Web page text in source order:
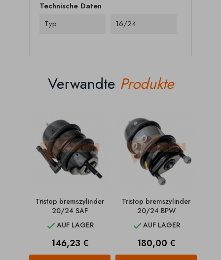
Technische Daten
Typ
16/24
Verwandte Produkte
Tristop bremszylinder
20/24 SAF
AUF LAGER
Preis
146,23 €
Tristop bremszylinder
20/24 BPW
AUF LAGER
Preis
180,00 €